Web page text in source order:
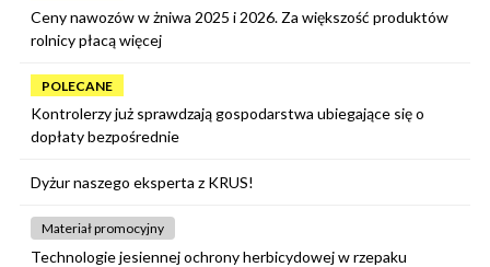
Ceny nawozów w żniwa 2025 i 2026. Za większość produktów
rolnicy płacą więcej
POLECANE
Kontrolerzy już sprawdzają gospodarstwa ubiegające się o
dopłaty bezpośrednie
Dyżur naszego eksperta z KRUS!
Materiał promocyjny
Technologie jesiennej ochrony herbicydowej w rzepaku